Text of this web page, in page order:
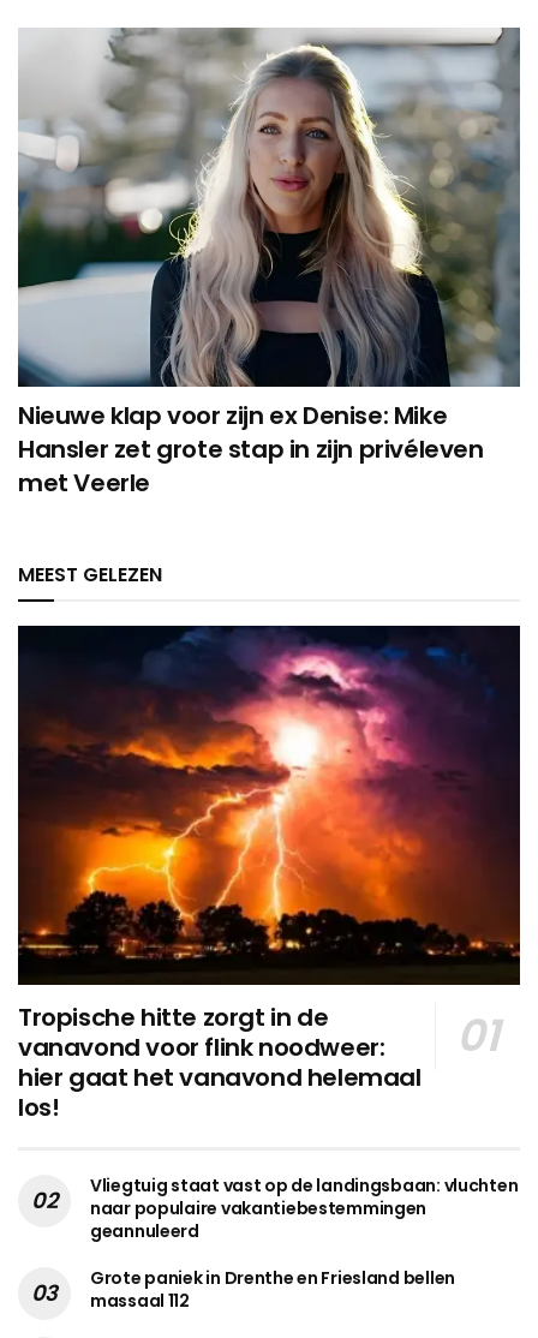
Nieuwe klap voor zijn ex Denise: Mike
Hansler zet grote stap in zijn privéleven
met Veerle
MEEST GELEZEN
Tropische hitte zorgt in de
vanavond voor flink noodweer:
hier gaat het vanavond helemaal
los!
Vliegtuig staat vast op de landingsbaan: vluchten
naar populaire vakantiebestemmingen
geannuleerd
Grote paniek in Drenthe en Friesland bellen
massaal 112